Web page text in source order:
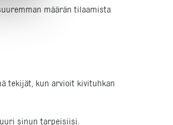
määrän tilaamista
tekijät, kun arvioit kivituhkan
sinun tarpeisiisi.